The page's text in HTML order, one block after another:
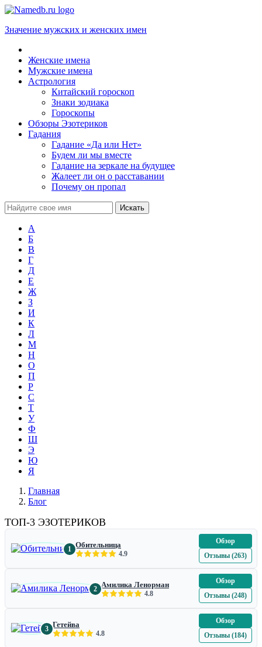
Значение мужских и женских имен
Женские имена
Мужские имена
Астрология
Китайский гороскоп
Знаки зодиака
Гороскопы
Обзоры Эзотериков
Гадания
Гадание «Да или Нет»
Будем ли мы вместе
Гадание на зеркале на будущее
Жалеет ли он о расставании
Почему он пропал
А
Б
В
Г
Д
Е
Ж
З
И
К
Л
М
Н
О
П
Р
С
Т
У
Ф
Ш
Э
Ю
Я
Главная
Блог
ТОП-3 ЭЗОТЕРИКОВ
1 Обительница
4.9
Обзор
Отзывы (263)
2 Амилика Ленорман
4.8
Обзор
Отзывы (248)
3 Гетейва
4.8
Обзор
Отзывы (184)